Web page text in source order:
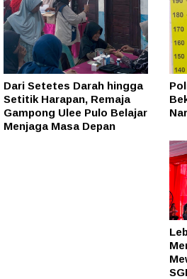
Dari Setetes Darah hingga
Setitik Harapan, Remaja
Gampong Ulee Pulo Belajar
Menjaga Masa Depan